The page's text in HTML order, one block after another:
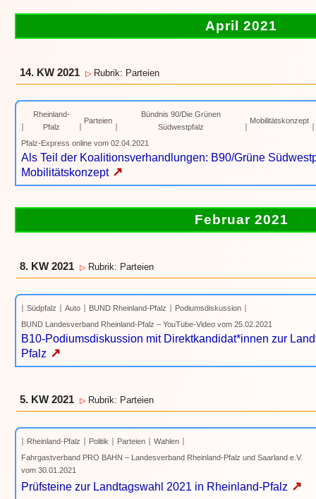
April 2021
14. KW 2021 ▷ Rubrik: Parteien
Rheinland-
Pfalz
Parteien
Bündnis 90/Die Grünen
Südwestpfalz
Mobilitätskonzept
Pfalz-Express online vom 02.04.2021
Als Teil der Koalitionsverhandlungen: B90/Grüne
Mobilitätskonzept↗
Februar 2021
8. KW 2021 ▷ Rubrik: Parteien
Südpfalz Auto BUND Rheinland-Pfalz
Podiumsdiskussion
BUND Landesverband Rheinland-Pfalz – YouTube-Video vom 25.02.2021
B10-Podiumsdiskussion mit Direktkandidat*innen zur
Pfalz ↗
5. KW 2021 ▷ Rubrik: Parteien
Rheinland-Pfalz Politik Parteien
Wahlen
Fahrgastverband PRO BAHN – Landesverband Rheinland-Pfalz und Saarland e.V.
vom 30.01.2021
Prüfsteine zur Landtagswahl 2021 in Rheinland-Pfalz ↗